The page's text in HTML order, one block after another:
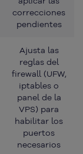
correcciones
pendientes
Ajusta las
reglas del
firewall (UFW,
iptables o
panel de la
VPS) para
habilitar los
puertos
necesarios